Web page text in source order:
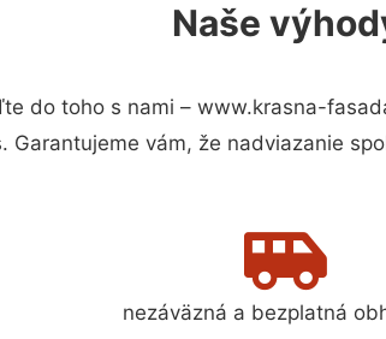
Naše
do toho s nami – www.krasna-
Garantujeme vám, že nadviazanie
nezáväzná a bezplatná